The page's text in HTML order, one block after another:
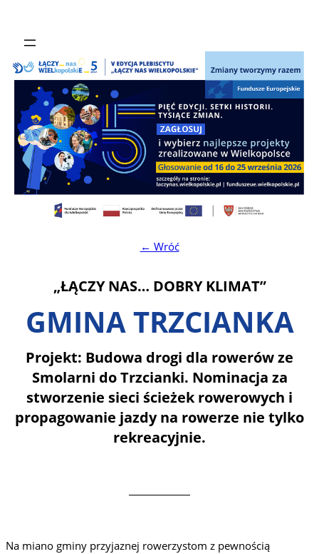
← Wróć
„ŁĄCZY NAS… DOBRY KLIMAT”
GMINA TRZCIANKA
Projekt: Budowa drogi dla rowerów ze
Smolarni do Trzcianki. Nominacja za
stworzenie sieci ścieżek rowerowych i
propagowanie jazdy na rowerze nie tylko
rekreacyjnie.
Na miano gminy przyjaznej rowerzystom z pewnością